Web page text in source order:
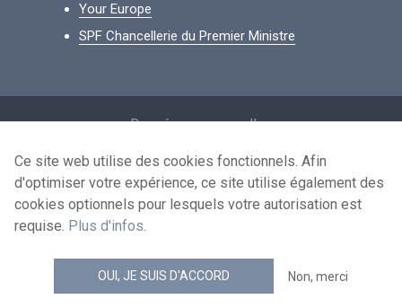
Your Europe
SPF Chancellerie du Premier Ministre
Données personnelles
Conditions de réutilisation
Contactez-nous
news.belgium flux RSS
© 2026 - news.belgium.be
Ce site web utilise des cookies fonctionnels. Afin
d'optimiser votre expérience, ce site utilise également des
cookies optionnels pour lesquels votre autorisation est
requise. Plus d'infos.
OUI, JE SUIS D'ACCORD Non, merci